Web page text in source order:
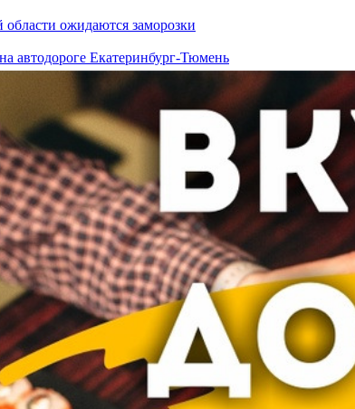
ожидаются заморозки
автодороге Екатеринбург-Тюмень